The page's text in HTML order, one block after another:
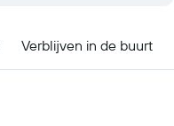
Verblijven in de buurt